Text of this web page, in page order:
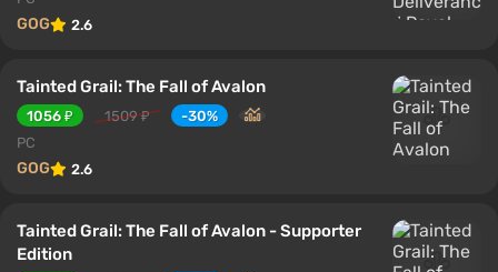
GOG 2.6
Tainted Grail: The Fall of Avalon
1056 ₽ 1509 ₽
-30%
PC
GOG 2.6
Tainted Grail: The Fall of Avalon - Supporter
Edition